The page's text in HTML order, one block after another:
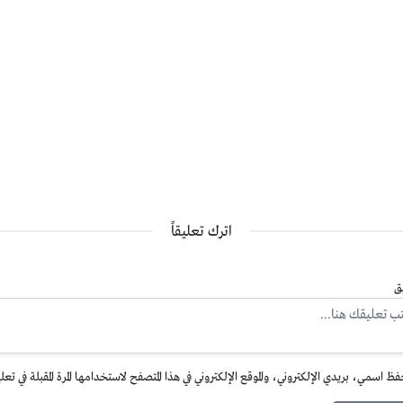
اترك تعليقاً
اسمي، بريدي الإلكتروني، والموقع الإلكتروني في هذا المتصفح لاستخدامها المرة المقبلة في